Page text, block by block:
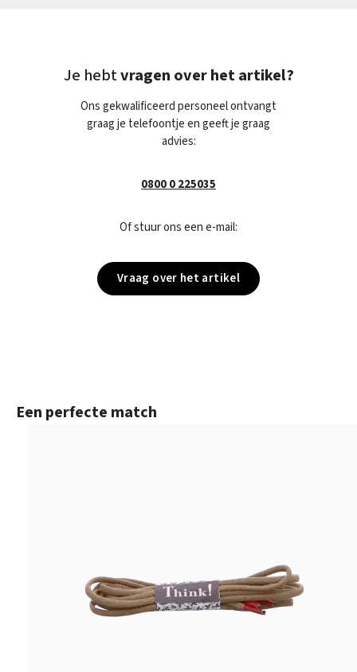
Je hebtvragen over het artikel?
Ons gekwalificeerd personeel ontvangt
graag je telefoontje en geeft je graag
advies:
0800 0 225035
Of stuur ons een e-mail:
Vraag over het artikel
Productgalerij overslaan
Een perfecte match